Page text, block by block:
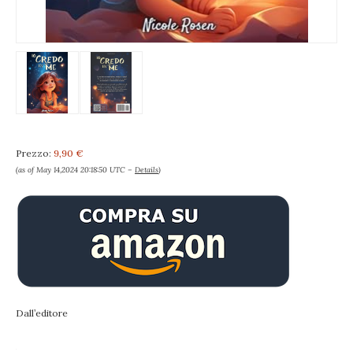
Prezzo: 9,90 €
(as of May 14,2024 20:18:50 UTC – Details)
Dall’editore